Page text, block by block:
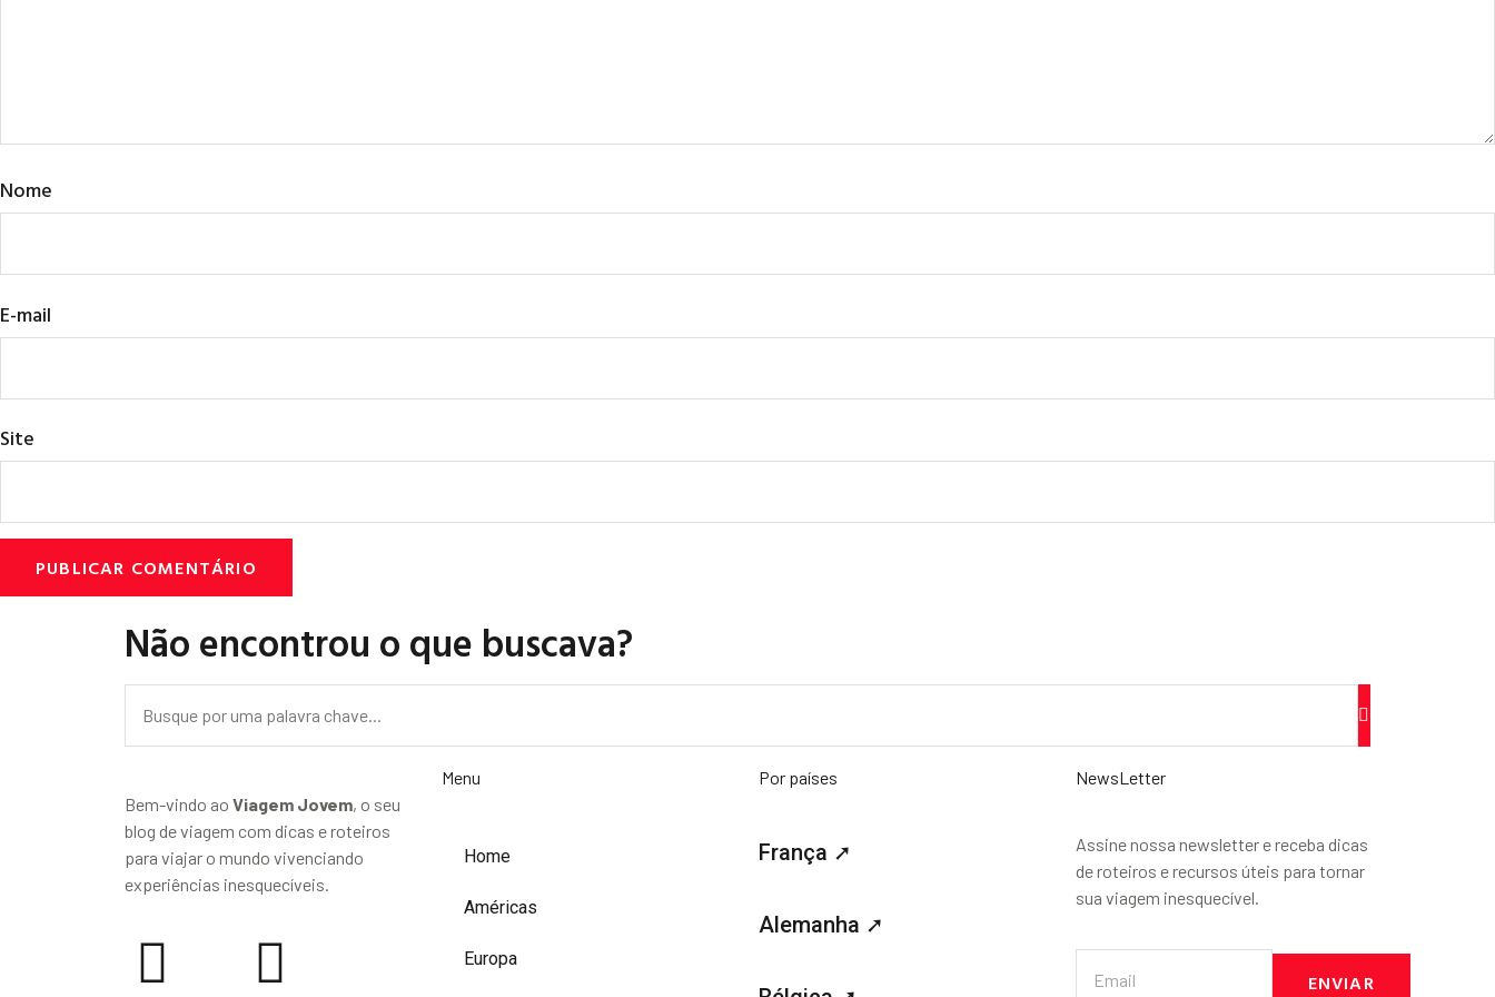
Nome
E-mail
Site
Não encontrou o que buscava?
Bem-vindo ao Viagem Jovem, o seu
blog de viagem com dicas e roteiros
para viajar o mundo vivenciando
experiências inesquecíveis.
Menu
Home
Américas
Europa
Por países
França ➚
Alemanha ➚
NewsLetter
Assine nossa newsletter e receba dicas
de roteiros e recursos úteis para tornar
sua viagem inesquecível.
ENVIAR